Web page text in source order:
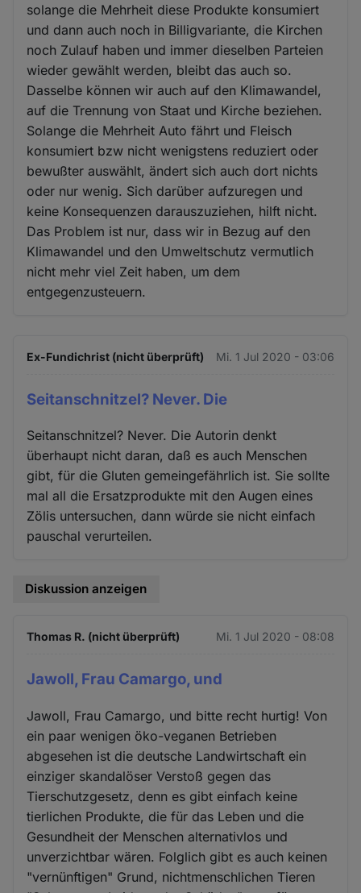
solange die Mehrheit diese Produkte konsumiert
und dann auch noch in Billigvariante, die Kirchen
noch Zulauf haben und immer dieselben Parteien
wieder gewählt werden, bleibt das auch so.
Dasselbe können wir auch auf den Klimawandel,
auf die Trennung von Staat und Kirche beziehen.
Solange die Mehrheit Auto fährt und Fleisch
konsumiert bzw nicht wenigstens reduziert oder
bewußter auswählt, ändert sich auch dort nichts
oder nur wenig. Sich darüber aufzuregen und
keine Konsequenzen darauszuziehen, hilft nicht.
Das Problem ist nur, dass wir in Bezug auf den
Klimawandel und den Umweltschutz vermutlich
nicht mehr viel Zeit haben, um dem
entgegenzusteuern.
Ex-Fundichrist (nicht überprüft) Mi. 1 Jul 2020 - 03:06
Seitanschnitzel? Never. Die
Seitanschnitzel? Never. Die Autorin denkt
überhaupt nicht daran, daß es auch Menschen
gibt, für die Gluten gemeingefährlich ist. Sie sollte
mal all die Ersatzprodukte mit den Augen eines
Zölis untersuchen, dann würde sie nicht einfach
pauschal verurteilen.
Diskussion anzeigen
Thomas R. (nicht überprüft) Mi. 1 Jul 2020 - 08:08
Jawoll, Frau Camargo, und
Jawoll, Frau Camargo, und bitte recht hurtig! Von
ein paar wenigen öko-veganen Betrieben
abgesehen ist die deutsche Landwirtschaft ein
einziger skandalöser Verstoß gegen das
Tierschutzgesetz, denn es gibt einfach keine
tierlichen Produkte, die für das Leben und die
Gesundheit der Menschen alternativlos und
unverzichtbar wären. Folglich gibt es auch keinen
"vernünftigen" Grund, nichtmenschlichen Tieren